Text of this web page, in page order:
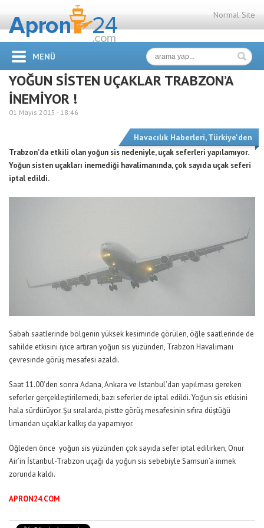
Normal Site
MENÜ
YOĞUN SİSTEN UÇAKLAR TRABZON’A
İNEMİYOR !
01 Mayıs 2015 - 18:46
Havacılık Haberleri,Türkiye'den
Trabzon’da etkili olan yoğun sis nedeniyle, uçak seferleri yapılamıyor.
Yoğun sisten uçakları inemediği havalimanında, çok sayıda uçak seferi
iptal edildi.
Sabah saatlerinde bölgenin yüksek kesiminde görülen, öğle saatlerinde de
sahilde etkisini iyice artıran yoğun sis yüzünden, Trabzon Havalimanı
çevresinde görüş mesafesi azaldı.
Saat 11.00’den sonra Adana, Ankara ve İstanbul’dan yapılması gereken
seferler gerçekleştirilemedi, bazı seferler de iptal edildi. Yoğun sis etkisini
hala sürdürüyor. Şu sıralarda, pistte görüş mesafesinin sıfıra düştüğü
limandan uçaklar kalkış da yapamıyor.
Öğleden önce yoğun sis yüzünden çok sayıda sefer iptal edilirken, Onur
Air’in İstanbul-Trabzon uçağı da yoğun sis sebebiyle Samsun’a inmek
zorunda kaldı.
APRON24.COM